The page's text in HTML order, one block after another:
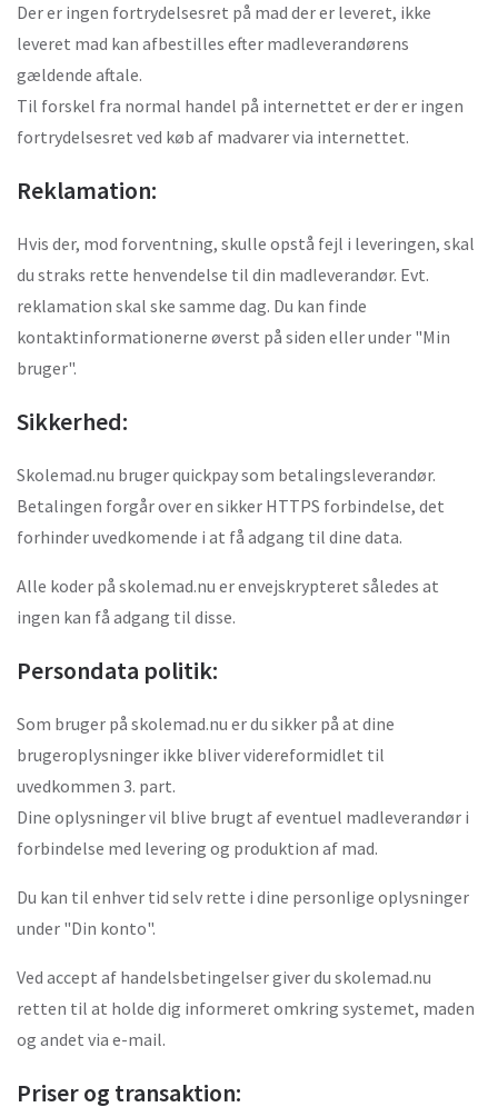
Der er ingen fortrydelsesret på mad der er leveret, ikke
leveret mad kan afbestilles efter madleverandørens
gældende aftale.
Til forskel fra normal handel på internettet er der er ingen
fortrydelsesret ved køb af madvarer via internettet.
Reklamation:
Hvis der, mod forventning, skulle opstå fejl i leveringen, skal
du straks rette henvendelse til din madleverandør. Evt.
reklamation skal ske samme dag. Du kan finde
kontaktinformationerne øverst på siden eller under "Min
bruger".
Sikkerhed:
Skolemad.nu bruger quickpay som betalingsleverandør.
Betalingen forgår over en sikker HTTPS forbindelse, det
forhinder uvedkomende i at få adgang til dine data.
Alle koder på skolemad.nu er envejskrypteret således at
ingen kan få adgang til disse.
Persondata politik:
Som bruger på skolemad.nu er du sikker på at dine
brugeroplysninger ikke bliver videreformidlet til
uvedkommen 3. part.
Dine oplysninger vil blive brugt af eventuel madleverandør i
forbindelse med levering og produktion af mad.
Du kan til enhver tid selv rette i dine personlige oplysninger
under "Din konto".
Ved accept af handelsbetingelser giver du skolemad.nu
retten til at holde dig informeret omkring systemet, maden
og andet via e-mail.
Priser og transaktion: